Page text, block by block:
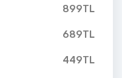
899TL
689TL
449TL